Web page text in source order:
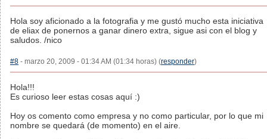
Hola soy aficionado a la fotografia y me gustó mucho esta iniciativa
de eliax de ponernos a ganar dinero extra, sigue asi con el blog y
saludos. /nico
#8 - marzo 20, 2009 - 01:34 AM (01:34 horas) (responder)
Hola!!!
Es curioso leer estas cosas aquí :)
Hoy os comento como empresa y no como particular, por lo que mi
nombre se quedará (de momento) en el aire.